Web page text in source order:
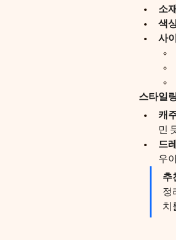
소
색
사
스타일
캐
민
드
우
추
정
치